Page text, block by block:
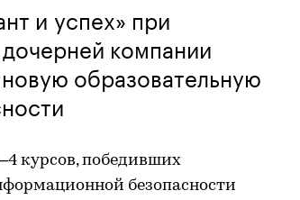
и успех» при
компании
образовательную
курсов, победивших
безопасности